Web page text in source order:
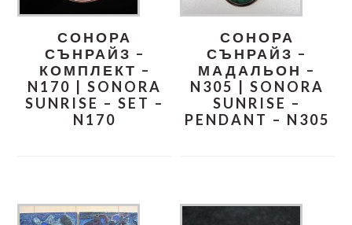
СОНОРА
СЪНРАЙЗ –
КОМПЛЕКТ –
N170 | SONORA
SUNRISE – SET –
N170
СОНОРА
СЪНРАЙЗ –
МАДАЛЬОН –
N305 | SONORA
SUNRISE –
PENDANT – N305